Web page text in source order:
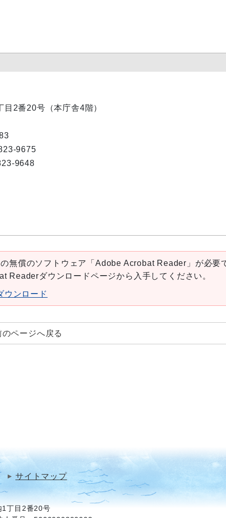
2番20号（本庁舎4階）
9675
無償のソフトウェア「Adobe Acrobat Reader」が必要
Readerダウンロードページから入手してください。
ウンロード
のページへ戻る
サイトマップ
1丁目2番20号